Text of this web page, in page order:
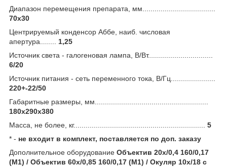
Диапазон перемещения препарата, мм....................................
70x30
Центрируемый конденсор Аббе, наиб. числовая
апертура........ 1,25
Источник света - галогеновая лампа, В/Вт................................
6/20
Источник питания - сеть переменного тока, В/Гц......................
220+-22/50
Габаритные размеры, мм........................................................
180x290x380
Масса, не более, кг................................................................. 5
* - не входит в комплект, поставляется по доп. заказу
Дополнительное оборудование Объектив 20х/0,4 160/0,17
(М1) / Объектив 60х/0,85 160/0,17 (М1) / Окуляр 10x/18 с